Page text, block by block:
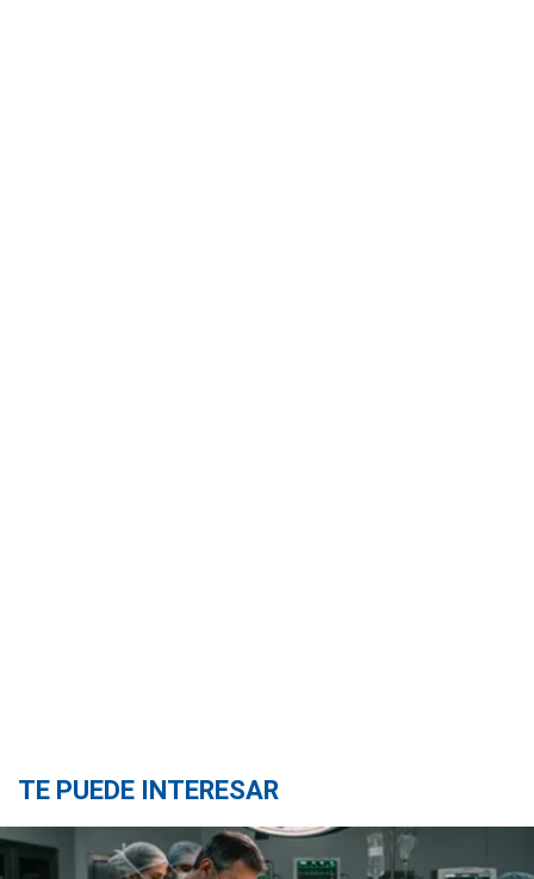
TE PUEDE INTERESAR